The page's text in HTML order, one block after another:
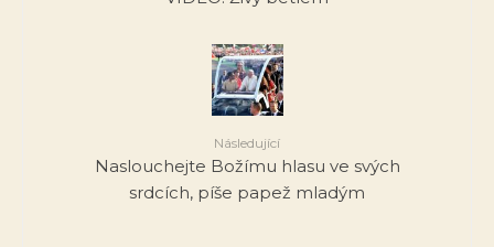
Následující
Naslouchejte Božímu hlasu ve svých
srdcích, píše papež mladým